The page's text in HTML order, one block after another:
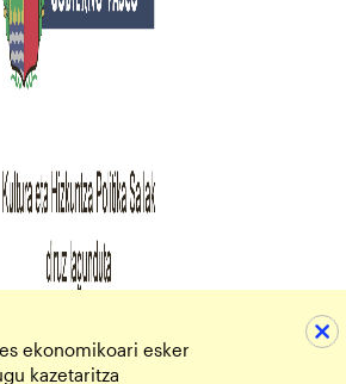
ekonomikoari esker
kazetaritza